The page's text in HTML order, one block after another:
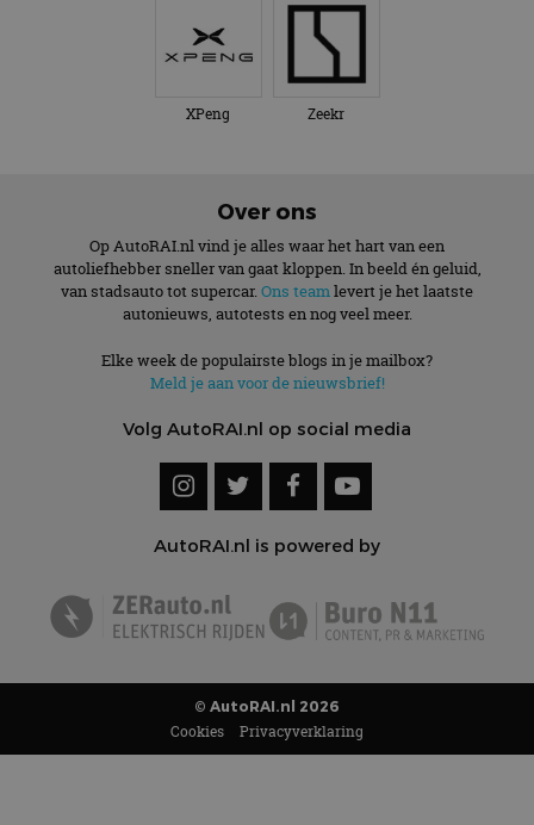
XPeng Zeekr
Over ons
Op AutoRAI.nl vind je alles waar het hart van een
autoliefhebber sneller van gaat kloppen. In beeld én geluid,
van stadsauto tot supercar. Ons teamlevert je het laatste
autonieuws, autotests en nog veel meer.
Elke week de populairste blogs in je mailbox?
Meld je aan voor de nieuwsbrief!
Volg AutoRAI.nl op social media
AutoRAI.nl is powered by
© AutoRAI.nl 2026
Cookies Privacyverklaring